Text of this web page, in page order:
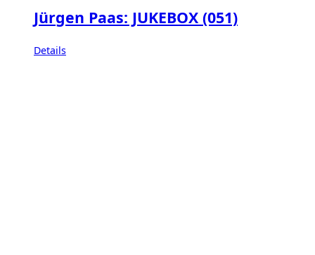
Jürgen Paas: JUKEBOX (051)
Details